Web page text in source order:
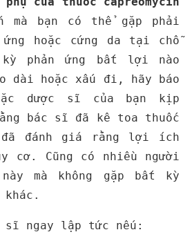
mà bạn có thể gặp phải
hoặc cứng da tại chỗ
phản ứng bất lợi nào
dài hoặc xấu đi, hãy báo
dược sĩ của bạn kịp
bác sĩ đã kê toa thuốc
đánh giá rằng lợi ích
cơ. Cũng có nhiều người
mà không gặp bất kỳ
khác.
sĩ ngay lập tức nếu: